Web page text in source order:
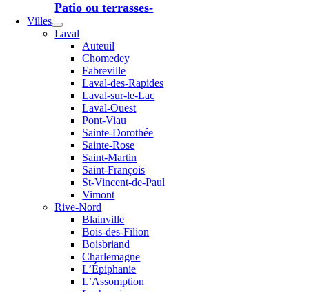
Patio ou terrasses-
Villes
Laval
Auteuil
Chomedey
Fabreville
Laval-des-Rapides
Laval-sur-le-Lac
Laval-Ouest
Pont-Viau
Sainte-Dorothée
Sainte-Rose
Saint-Martin
Saint-François
St-Vincent-de-Paul
Vimont
Rive-Nord
Blainville
Bois-des-Filion
Boisbriand
Charlemagne
L’Épiphanie
L’Assomption